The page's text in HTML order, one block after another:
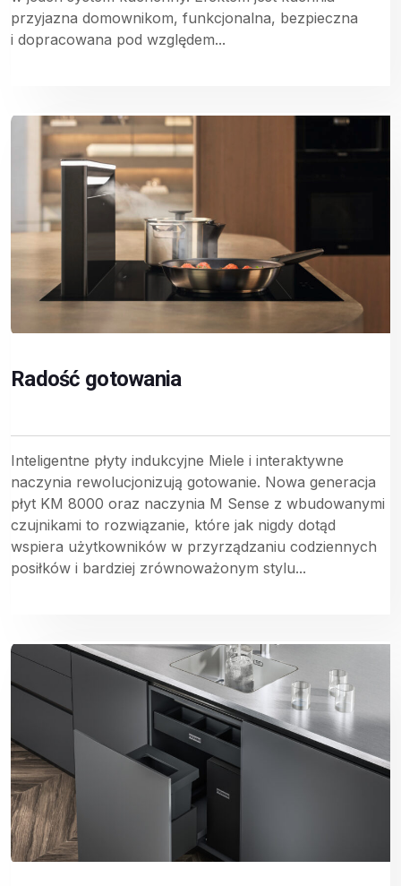
przyjazna domownikom, funkcjonalna, bezpieczna
i dopracowana pod względem...
Radość gotowania
Inteligentne płyty indukcyjne Miele i interaktywne
naczynia rewolucjonizują gotowanie. Nowa generacja
płyt KM 8000 oraz naczynia M Sense z wbudowanymi
czujnikami to rozwiązanie, które jak nigdy dotąd
wspiera użytkowników w przyrządzaniu codziennych
posiłków i bardziej zrównoważonym stylu...